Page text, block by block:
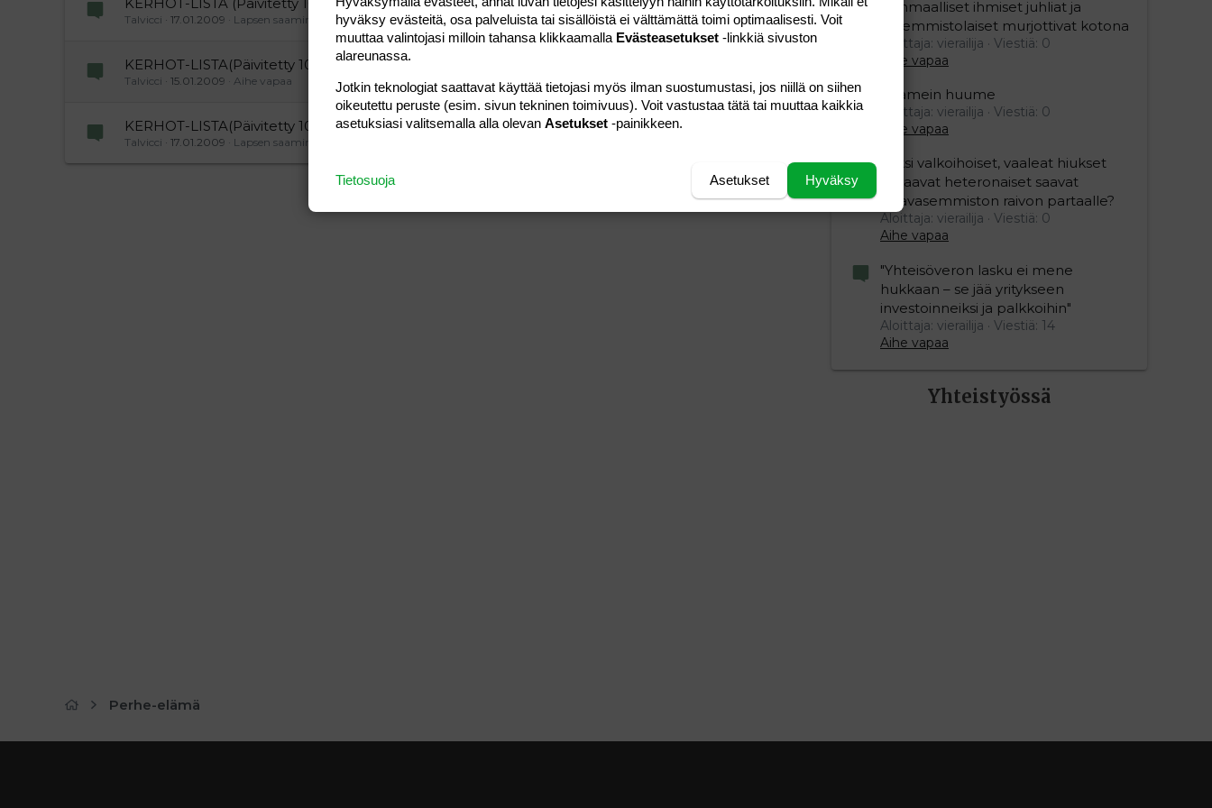
Talvicci 17.01.2009 Lapsen saaminen Luettu 1K
Talvicci
KERHOT-LISTA(Päivitetty 10.10.2009)
Talvicci 15.01.2009 Aihe vapaa Luettu 599
KERHOT-LISTA(Päivitetty 10.10.2009)
Talvicci 17.01.2009 Lapsen saaminen
Viestiä 1
Isänmaalliset ihmiset juhliat ja
vasemmistolaiset murjottivat kotona
Aloittaja: vierailija
Viestiä: 0
Aihe vapaa
Kaamein huume
Aloittaja: vierailija
Viestiä: 0
Aihe vapaa
Miksi valkoihoiset, vaaleat hiukset
omaavat heteronaiset saavat
vihavasemmiston raivon partaalle?
Aloittaja: vierailija
Viestiä: 0
Aihe vapaa
"Yhteisöveron lasku ei mene
hukkaan – se jää yritykseen
investoinneiksi ja palkkoihin"
Aloittaja: vierailija
Viestiä: 14
Aihe vapaa
Yhteistyössä
Perhe-elämä
hyväksy evästeitä, osa palveluista tai sisällöistä ei välttämättä toimi optimaalisesti. Voit
muuttaa valintojasi milloin tahansa klikkaamalla Evästeasetukset -linkkiä sivuston
alareunassa.
Jotkin teknologiat saattavat käyttää tietojasi myös ilman suostumustasi, jos niillä on siihen
oikeutettu peruste (esim. sivun tekninen toimivuus). Voit vastustaa tätä tai muuttaa kaikkia
asetuksiasi valitsemalla alla olevan Asetukset -painikkeen.
Hyväksy
Asetukset
Tietosuoja